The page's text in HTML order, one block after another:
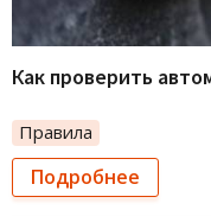
Как проверить
Правила
Подробнее